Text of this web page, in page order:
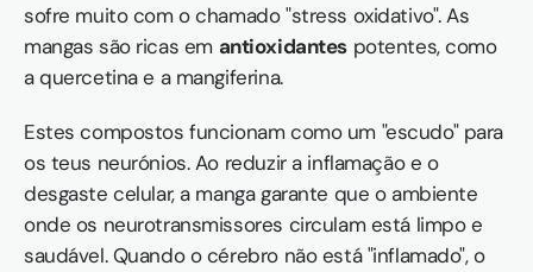
sofre muito com o chamado "stress oxidativo". As
mangas são ricas em antioxidantes potentes, como
a quercetina e a mangiferina.
Estes compostos funcionam como um "escudo" para
os teus neurónios. Ao reduzir a inflamação e o
desgaste celular, a manga garante que o ambiente
onde os neurotransmissores circulam está limpo e
saudável. Quando o cérebro não está "inflamado", o